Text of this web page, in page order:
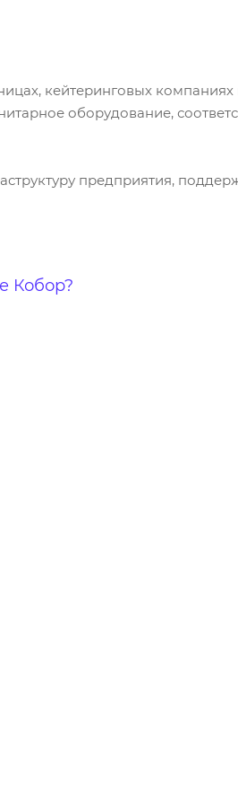
кейтеринговых
оборудование,
предприятия,
Кобор?